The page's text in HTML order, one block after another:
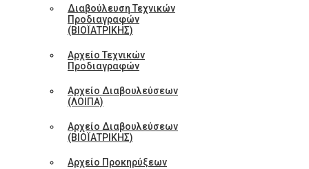
Διαβούλευση Τεχνικών
Προδιαγραφών
(ΒΙΟΪΑΤΡΙΚΗΣ)
Αρχείο Τεχνικών
Προδιαγραφών
Αρχείο Διαβουλεύσεων
(ΛΟΙΠΑ)
Αρχείο Διαβουλεύσεων
(ΒΙΟΪΑΤΡΙΚΗΣ)
Αρχείο Προκηρύξεων